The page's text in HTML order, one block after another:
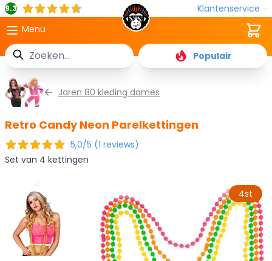
9.3
Klantenservice
Menu
Zoek
Populair
Cart
Jaren 80 kleding dames
Retro Candy Neon Parelkettingen
5,0/5 (1 reviews)
Set van 4 kettingen
4st